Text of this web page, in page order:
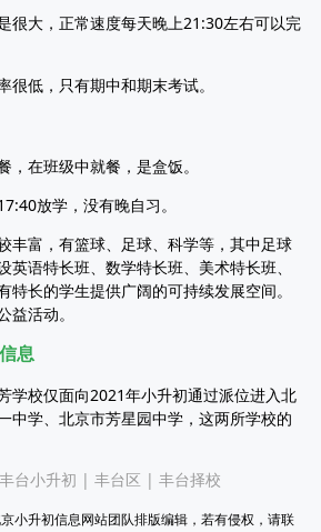
大，正常速度每天晚上21:30左右可以完
低，只有期中和期末考试。
，在班级中就餐，是盒饭。
放学，没有晚自习。
丰富，有篮球、足球、科学等，其中足球
英语特长班、数学特长班、美术特长班、
特长的学生提供广阔的可持续发展空间。
益活动。
息
校仅面向2021年小升初通过派位进入北
中学、北京市芳星园中学，这两所学校的
丰台小升初 | 丰台区 | 丰台择校
小升初信息网站团队排版编辑，若有侵权，请联